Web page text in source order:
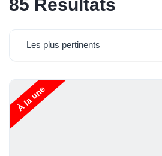
85 Résultats
Les plus pertinents
À la une